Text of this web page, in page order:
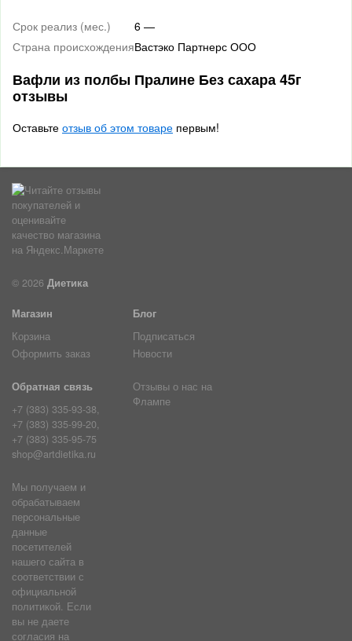
Срок реализ (мес.)
6 —
Страна происхожденияВастэко Партнерс ООО
Вафли из полбы Пралине Без сахара 45г
отзывы
Оставьте отзыв об этом товаре первым!
© 2026 Диетика
Магазин
Корзина
Оформить заказ
Блог
Подписаться
Новости
Обратная связь
+7 (383) 335-93-38,
+7 (383) 335-99-20,
+7 (383) 335-95-75
shop@artdietika.ru
Отзывы о нас на
Флампе
Мы получаем и
обрабатываем
персональные
данные
посетителей
нашего сайта в
соответствии с
официальной
политикой. Если
вы не даете
согласия на